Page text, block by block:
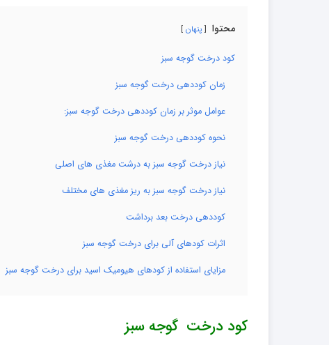
محتوا پنهان
کود درخت گوجه سبز
زمان کوددهی درخت گوجه سبز
عوامل موثر بر زمان کوددهی درخت گوجه سبز:
نحوه کوددهی درخت گوجه سبز
نیاز درخت گوجه سبز به درشت مغذی های اصلی
نیاز درخت گوجه سبز به ریز مغذی های مختلف
کوددهی درخت بعد برداشت
اثرات کودهای آلی برای درخت گوجه سبز
مزایای استفاده از کودهای هیومیک اسید برای درخت گوجه سبز
کود درخت گوجه سبز